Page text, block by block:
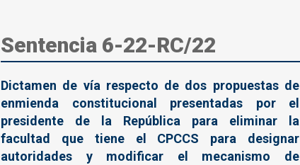
Sentencia 6-22-RC/22
Dictamen de vía respecto de dos propuestas de
enmienda constitucional presentadas por el
presidente de la República para eliminar la
facultad que tiene el CPCCS para designar
autoridades y modificar el mecanismo de